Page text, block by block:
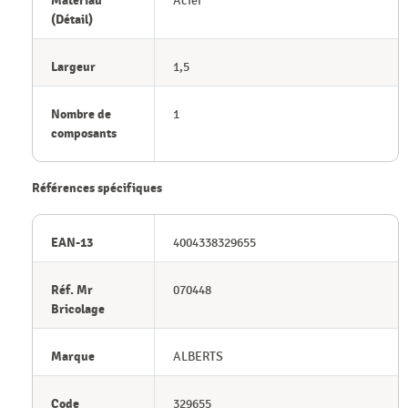
(Détail)
Largeur 1,5
Nombre de
composants
1
Références spécifiques
EAN-13 4004338329655
Réf. Mr
Bricolage
070448
Marque ALBERTS
Code 329655